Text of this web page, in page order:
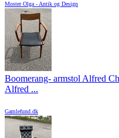
Moster Olga - Antik og Design
Boomerang- armstol Alfred
Alfred ...
Gamlefund.dk